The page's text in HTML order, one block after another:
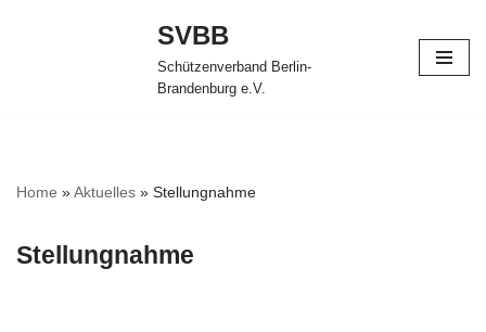
SVBB
Schützenverband Berlin-
Brandenburg e.V.
Home »Aktuelles » Stellungnahme
Stellungnahme